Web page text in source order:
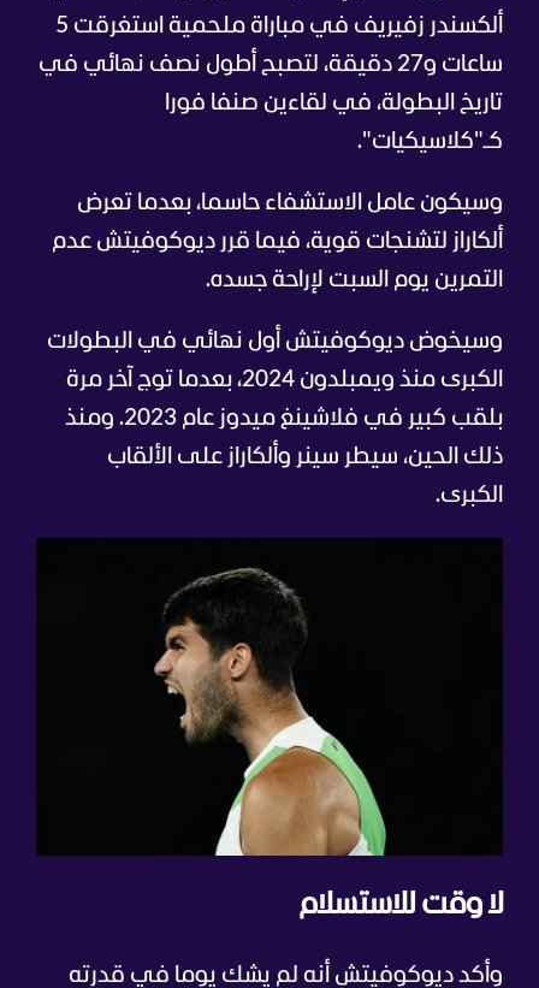
ألكسندر زفيريف في مباراة ملحمية استغرقت 5
ساعات و27 دقيقة، لتصبح أطول نصف نهائي في
تاريخ البطولة، في لقاءين صنفا فورا
كـ"كلاسيكيات".
وسيكون عامل الاستشفاء حاسما، بعدما تعرض
ألكاراز لتشنجات قوية، فيما قرر ديوكوفيتش عدم
التمرين يوم السبت لإراحة جسده.
وسيخوض ديوكوفيتش أول نهائي في البطولات
الكبرى منذ ويمبلدون 2024، بعدما توج آخر مرة
بلقب كبير في فلاشينغ ميدوز عام 2023. ومنذ
ذلك الحين، سيطر سينر وألكاراز على الألقاب
الكبرى.
لا وقت للاستسلام
وأكد ديوكوفيتش أنه لم يشك يوما في قدرته